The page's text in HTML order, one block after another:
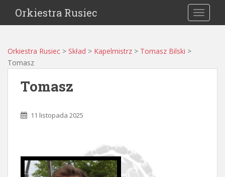
Orkiestra Rusiec
Orkiestra Rusiec > Skład > Kapelmistrz > Tomasz Bilski >
Tomasz
Tomasz
11 listopada 2025